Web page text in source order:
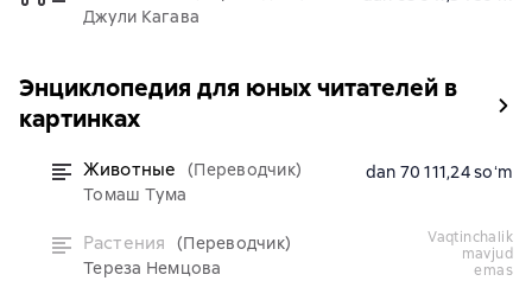
Джули Кагава
Энциклопедия для юных читателей в
картинках
Животные
(Переводчик)
Томаш Тума
dan 70 111,24 soʻm
Растения
(Переводчик)
Тереза Немцова
vaqtinchalik
mavjud
emas